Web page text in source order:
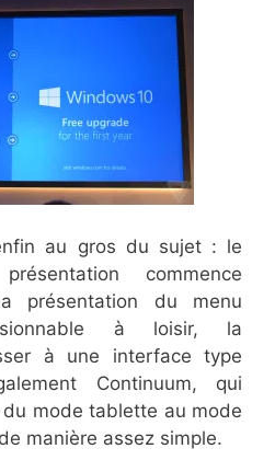
au gros du sujet : le
commence
présentation du menu
à loisir, la
à une interface type
Continuum, qui
mode tablette au mode
manière assez simple.